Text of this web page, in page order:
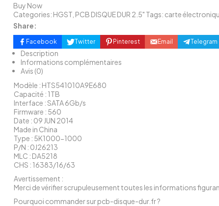
Buy Now
Categories: HGST PCB DISQUE DUR 2.5" Tags: carte
Share:
Facebook Twitter Pinterest Email Telegram
Description
Informations complémentaires
Avis (0)
Modèle : HTS541010A9E680
Capacité : 1TB
Interface : SATA 6Gb/s
Firmware : 560
Date : 09 JUN 2014
Made in China
Type : 5K1000-1000
P/N : 0J26213
MLC : DA5218
CHS : 16383/16/63
Avertissement :
Merci de vérifier scrupuleusement toutes les informations
Pourquoi commander sur pcb-disque-dur.fr ?